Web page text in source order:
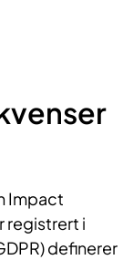
Impact
registrert i
definerer